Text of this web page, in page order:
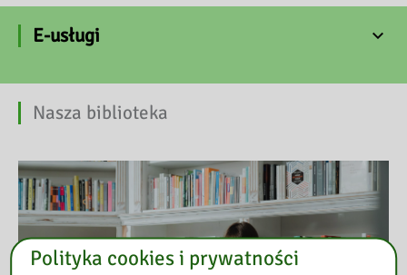
E-usługi
Nasza biblioteka
Polityka cookies i prywatności